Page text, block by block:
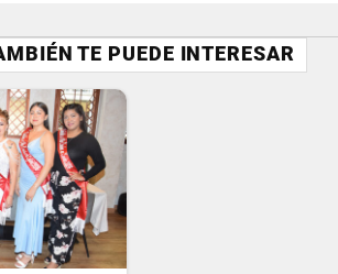
TE PUEDE INTERESAR